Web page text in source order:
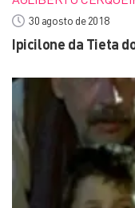
30 agosto de 2018
Ipicilone da Tieta